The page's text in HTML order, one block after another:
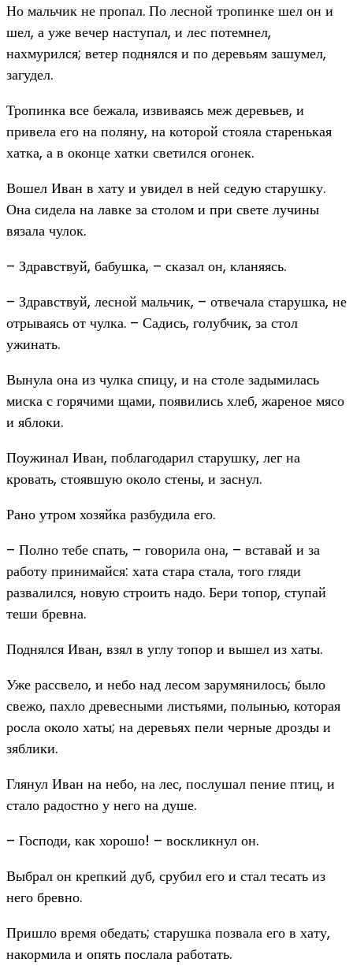
Но мальчик не пропал. По лесной тропинке шел он и
шел, а уже вечер наступал, и лес потемнел,
нахмурился; ветер поднялся и по деревьям зашумел,
загудел.
Тропинка все бежала, извиваясь меж деревьев, и
привела его на поляну, на которой стояла старенькая
хатка, а в оконце хатки светился огонек.
Вошел Иван в хату и увидел в ней седую старушку.
Она сидела на лавке за столом и при свете лучины
вязала чулок.
– Здравствуй, бабушка, – сказал он, кланяясь.
– Здравствуй, лесной мальчик, – отвечала старушка, не
отрываясь от чулка. – Садись, голубчик, за стол
ужинать.
Вынула она из чулка спицу, и на столе задымилась
миска с горячими щами, появились хлеб, жареное мясо
и яблоки.
Поужинал Иван, поблагодарил старушку, лег на
кровать, стоявшую около стены, и заснул.
Рано утром хозяйка разбудила его.
– Полно тебе спать, – говорила она, – вставай и за
работу принимайся: хата стара стала, того гляди
развалился, новую строить надо. Бери топор, ступай
теши бревна.
Поднялся Иван, взял в углу топор и вышел из хаты.
Уже рассвело, и небо над лесом зарумянилось; было
свежо, пахло древесными листьями, полынью, которая
росла около хаты; на деревьях пели черные дрозды и
зяблики.
Глянул Иван на небо, на лес, послушал пение птиц, и
стало радостно у него на душе.
– Господи, как хорошо! – воскликнул он.
Выбрал он крепкий дуб, срубил его и стал тесать из
него бревно.
Пришло время обедать; старушка позвала его в хату,
накормила и опять послала работать.